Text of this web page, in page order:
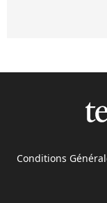
Conditions